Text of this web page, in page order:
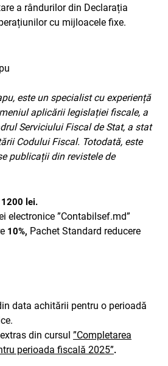
a rândurilor din Declarația
cu mijloacele fixe.
este un specialist cu experiență
aplicării legislației fiscale, a
Serviciului Fiscal de Stat, a stat
Codului Fiscal. Totodată, este
publicații din revistele de
1200 lei.
electronice ”Contabilsef.md”
10%, Pachet Standard reducere
data achitării pentru o perioadă
din cursul ”Completarea
perioada fiscală 2025”.